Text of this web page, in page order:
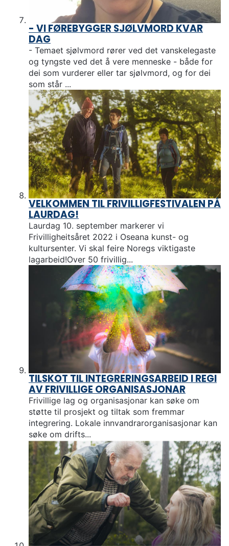
- VI FØREBYGGER SJØLVMORD KVAR
DAG
- Temaet sjølvmord rører ved det vanskelegaste
og tyngste ved det å vere menneske - både for
dei som vurderer eller tar sjølvmord, og for dei
som står ...
VELKOMMEN TIL FRIVILLIGFESTIVALEN PÅ
LAURDAG!
Laurdag 10. september markerer vi
Frivilligheitsåret 2022 i Oseana kunst- og
kultursenter. Vi skal feire Noregs viktigaste
lagarbeid!Over 50 frivillig...
TILSKOT TIL INTEGRERINGSARBEID I REGI
AV FRIVILLIGE ORGANISASJONAR
Frivillige lag og organisasjonar kan søke om
støtte til prosjekt og tiltak som fremmar
integrering. Lokale innvandrarorganisasjonar kan
søke om drifts...